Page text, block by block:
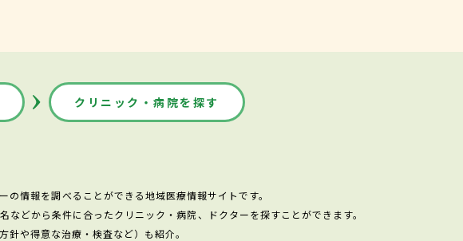
クリニック・病院を探す
情報を調べることができる地域医療情報サイトです。
どから条件に合ったクリニック・病院、ドクターを探すことができます。
や得意な治療・検査など）も紹介。